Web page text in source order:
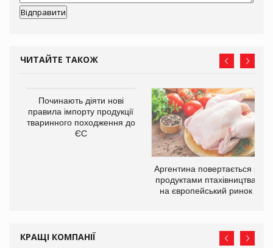
ЧИТАЙТЕ ТАКОЖ
Починають діяти нові
правила імпорту продукції
тваринного походження до
ЄС
Аргентина повертається з
продуктами птахівництва
на європейський ринок
КРАЩІ КОМПАНІЇ